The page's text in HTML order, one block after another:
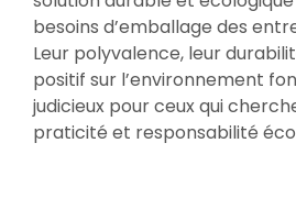
besoins d’emballage des
Leur polyvalence, leur
positif sur l’environnement
judicieux pour ceux qui
praticité et responsabilité